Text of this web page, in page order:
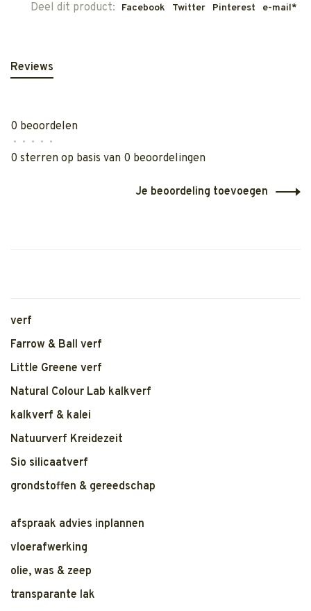
Deel dit product: Facebook Twitter Pinterest e-mail*
Reviews
0 beoordelen
• • • • •
0 sterren op basis van 0 beoordelingen
Je beoordeling toevoegen
verf
Farrow & Ball verf
Little Greene verf
Natural Colour Lab kalkverf
kalkverf & kalei
Natuurverf Kreidezeit
Sio silicaatverf
grondstoffen & gereedschap
afspraak advies inplannen
vloerafwerking
olie, was & zeep
transparante lak